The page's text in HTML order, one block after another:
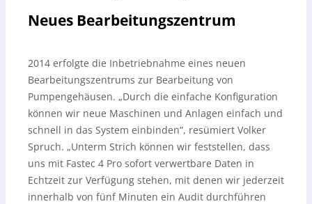
Neues Bearbeitungszentrum
2014 erfolgte die Inbetriebnahme eines neuen
Bearbeitungszentrums zur Bearbeitung von
Pumpengehäusen. „Durch die einfache Konfiguration
können wir neue Maschinen und Anlagen einfach und
schnell in das System einbinden“, resümiert Volker
Spruch. „Unterm Strich können wir feststellen, dass
uns mit Fastec 4 Pro sofort verwertbare Daten in
Echtzeit zur Verfügung stehen, mit denen wir jederzeit
innerhalb von fünf Minuten ein Audit durchführen